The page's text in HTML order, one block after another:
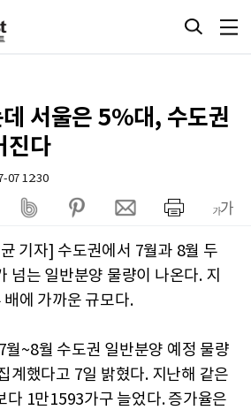
서울은 5%대, 수도권
진다
07 12:30
기자] 수도권에서 7월과 8월 두
넘는 일반분양 물량이 나온다. 지
에 가까운 규모다.
월~8월 수도권 일반분양 예정 물량
계했다고 7일 밝혔다. 지난해 같은
다 1만1593가구 늘었다. 증가율은